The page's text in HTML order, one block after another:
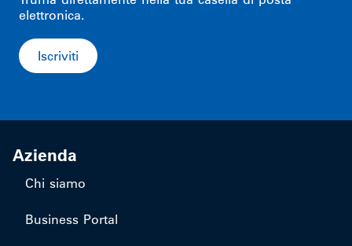
elettronica.
Iscriviti
Azienda
Chi siamo
Business Portal